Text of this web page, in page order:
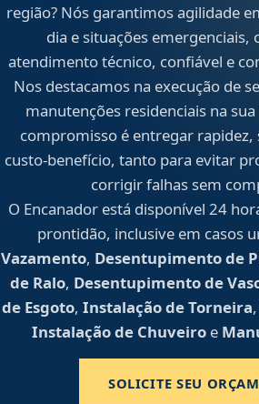
região? Nós garantimos agilidade
dia e situações emergenciais,
atendimento técnico, confiável e
Nos destacamos na execução de
manutenções residenciais na
compromisso é entregar
custo-benefício, tanto para evitar
corrigir falhas sem
O Encanador está disponível 24
prontidão, inclusive em casos
Vazamento, Desentupimento de
de Ralo, Desentupimento de
de Esgoto, Instalação de Torneira,
Instalação de Chuveiroe
SOLICITE SEU